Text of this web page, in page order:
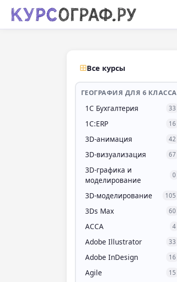
Все курсы
ГЕОГРАФИЯ ДЛЯ 6 КЛАССА
1С Бухгалтерия 33
1С:ERP 16
3D-анимация 42
3D-визуализация 67
3D-графика и
моделирование
0
3D-моделирование 105
3Ds Max 60
ACCA 4
Adobe Illustrator 33
Adobe InDesign 16
Agile 15